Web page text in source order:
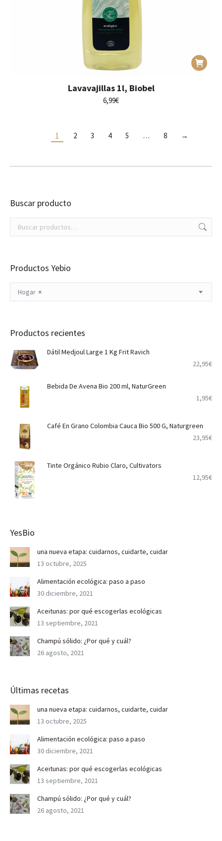
Lavavajillas 1l, Biobel
6,99€
1 2 3 4 5 … 8 →
Buscar producto
Productos Yebio
×
Hogar
Productos recientes
Dátil Medjoul Large 1 Kg Frit Ravich
22,95€
Bebida De Avena Bio 200 ml, NaturGreen
1,95€
Café En Grano Colombia Cauca Bio 500 G, Naturgreen
23,95€
Tinte Orgánico Rubio Claro, Cultivators
12,95€
YesBio
una nueva etapa: cuidarnos, cuidarte, cuidar
13 octubre, 2025
Alimentación ecológica: paso a paso
30 diciembre, 2021
Aceitunas: por qué escogerlas ecológicas
13 septiembre, 2021
Champú sólido: ¿Por qué y cuál?
26 agosto, 2021
Últimas recetas
una nueva etapa: cuidarnos, cuidarte, cuidar
13 octubre, 2025
Alimentación ecológica: paso a paso
30 diciembre, 2021
Aceitunas: por qué escogerlas ecológicas
13 septiembre, 2021
Champú sólido: ¿Por qué y cuál?
26 agosto, 2021